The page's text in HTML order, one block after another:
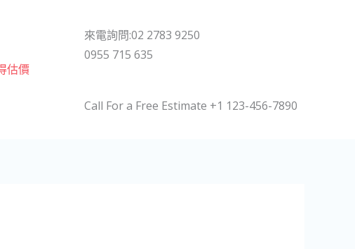
估價
來電詢問:02 2783 9250
0955 715 635
Call For a Free Estimate +1 123-456-7890